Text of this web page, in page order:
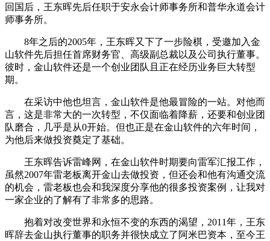
回国后，王东晖先后任职于安永会计师事务所和普华永道会计
师事务所。
8年之后的2005年，王东晖又下了一步险棋，受邀加入金
山软件先后担任首席财务官、高级副总裁以及公司执行董事。
彼时，金山软件还是一个创业团队且正在经历业务巨大转型
期。
在采访中他也坦言，金山软件是他最冒险的一站。对他而
言，这是非常大的一次转型，不仅面临着降薪，还要和创业团
队磨合，几乎是从0开始。但也正是在金山软件的六年时间，
为他后来做投资奠定了基础。
王东晖告诉雷峰网，在金山软件时期要向雷军汇报工作，
虽然2007年雷老板离开金山去做投资，但还会和他有沟通交流
的机会，雷老板也会和我深度分享他的很多投资案例，让我对
一家企业的了解有了非常多的思路。
抱着对改变世界和永恒不变的东西的渴望，2011年，王东
晖辞去金山执行董事的职务并很快成立了阿米巴资本，至今王